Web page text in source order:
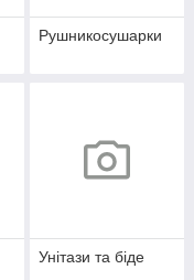
Рушникосушарки
Унітази та біде